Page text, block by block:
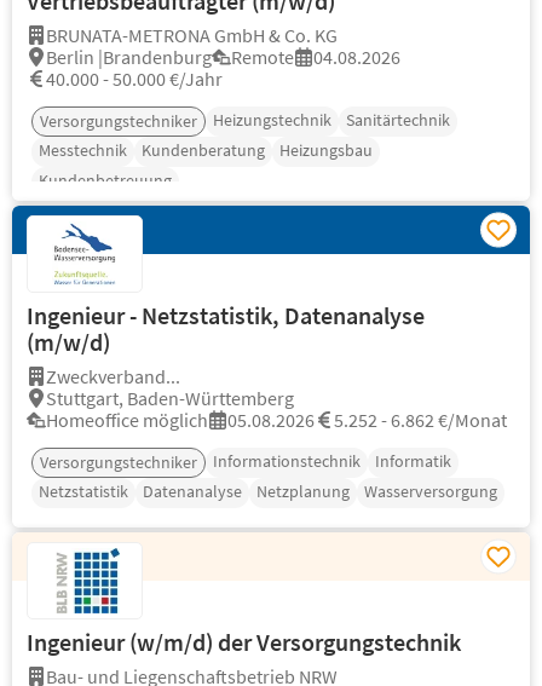
BRUNATA-METRONA GmbH & Co. KG
Berlin |Brandenburg
Remote
04.08.2026
40.000 - 50.000 €/Jahr
Versorgungstechniker Heizungstechnik
Sanitärtechnik
Messtechnik
Kundenberatung
Heizungsbau
Kundenbetreuung
Ingenieur - Netzstatistik, Datenanalyse
(m/w/d)
Zweckverband...
Stuttgart, Baden-Württemberg
Homeoffice möglich
05.08.2026 5.252 - 6.862 €/Monat
Versorgungstechniker Informationstechnik
Informatik
Netzstatistik
Datenanalyse Netzplanung Wasserversorgung
Ingenieur (w/m/d) der Versorgungstechnik
Bau- und Liegenschaftsbetrieb NRW